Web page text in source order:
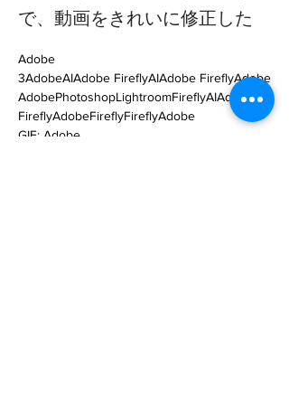
で、動画をきれいに修正した
Adobe
3AdobeAIAdobe FireflyAIAdobe FireflyAdobe
AdobePhotoshopLightroomFireflyAIAdobe
FireflyAdobeFireflyFireflyAdobe
GIF: Adobe